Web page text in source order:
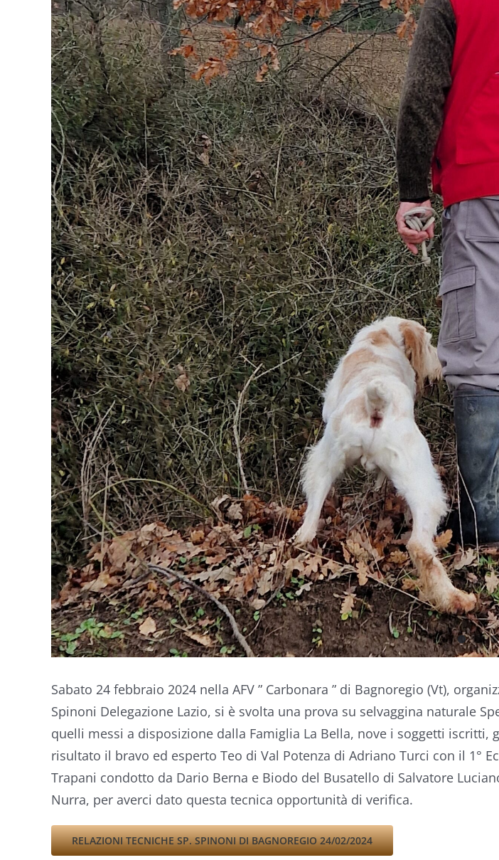
Sabato 24 febbraio 2024 nella AFV ” Carbonara ” di Bagnoregio (Vt),
Spinoni Delegazione Lazio, si è svolta una prova su selvaggina naturale
quelli messi a disposizione dalla Famiglia La Bella, nove i soggetti
risultato il bravo ed esperto Teo di Val Potenza di Adriano Turci con il 1°
Trapani condotto da Dario Berna e Biodo del Busatello di Salvatore
Nurra, per averci dato questa tecnica opportunità di verifica.
RELAZIONI TECNICHE SP. SPINONI DI BAGNOREGIO 24/02/2024